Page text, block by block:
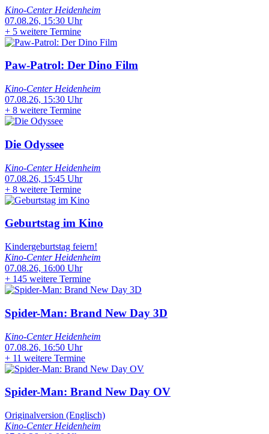
Kino-Center Heidenheim
07.08.26, 15:30 Uhr
+ 5 weitere Termine
Paw-Patrol: Der Dino Film
Kino-Center Heidenheim
07.08.26, 15:30 Uhr
+ 8 weitere Termine
Die Odyssee
Kino-Center Heidenheim
07.08.26, 15:45 Uhr
+ 8 weitere Termine
Geburtstag im Kino
Kindergeburtstag feiern!
Kino-Center Heidenheim
07.08.26, 16:00 Uhr
+ 145 weitere Termine
Spider-Man: Brand New Day 3D
Kino-Center Heidenheim
07.08.26, 16:50 Uhr
+ 11 weitere Termine
Spider-Man: Brand New Day OV
Originalversion (Englisch)
Kino-Center Heidenheim